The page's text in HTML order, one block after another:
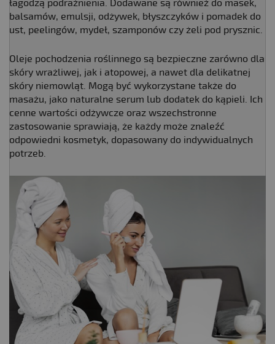
łagodzą podrażnienia. Dodawane są również do masek,
balsamów, emulsji, odżywek, błyszczyków i pomadek do
ust, peelingów, mydeł, szamponów czy żeli pod prysznic.
Oleje pochodzenia roślinnego są bezpieczne zarówno dla
skóry wrażliwej, jak i atopowej, a nawet dla delikatnej
skóry niemowląt. Mogą być wykorzystane także do
masażu, jako naturalne serum lub dodatek do kąpieli. Ich
cenne wartości odżywcze oraz wszechstronne
zastosowanie sprawiają, że każdy może znaleźć
odpowiedni kosmetyk, dopasowany do indywidualnych
potrzeb.